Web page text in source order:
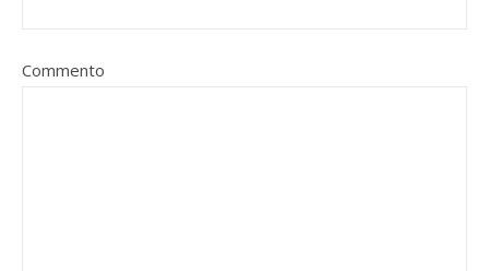
Commento